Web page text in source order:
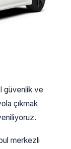
güvenlik ve
çıkmak
merkezli